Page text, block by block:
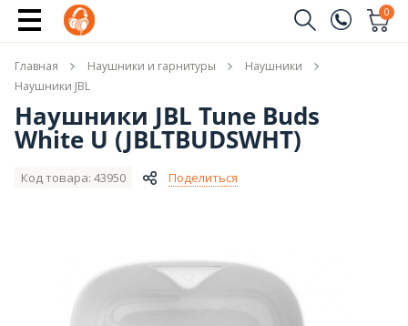
(096)
(044)
0
Имя
Телефон
Главная Наушники и гарнитуры
Наушники
Наушники JBL
Наушники JBL Tune Buds
White U (JBLTBUDSWHT)
Код товара: 43950 Поделиться